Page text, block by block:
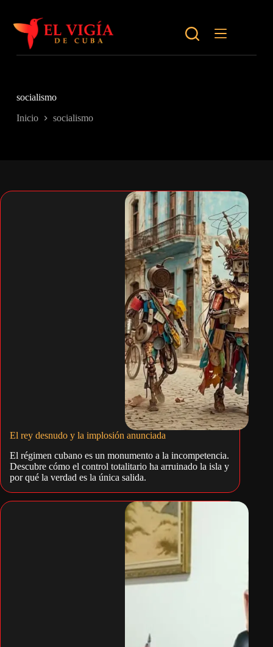
contenido
socialismo
Inicio socialismo
El rey desnudo y la implosión anunciada
El régimen cubano es un monumento a la incompetencia.
Descubre cómo el control totalitario ha arruinado la isla y
por qué la verdad es la única salida.